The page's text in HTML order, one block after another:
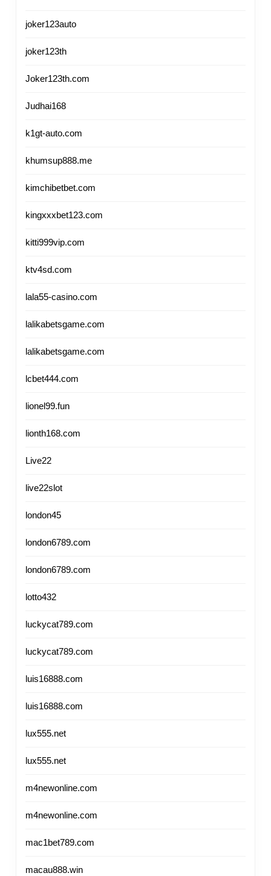
joker123auto
joker123th
Joker123th.com
Judhai168
k1gt-auto.com
khumsup888.me
kimchibetbet.com
kingxxxbet123.com
kitti999vip.com
ktv4sd.com
lala55-casino.com
lalikabetsgame.com
lalikabetsgame.com
lcbet444.com
lionel99.fun
lionth168.com
Live22
live22slot
london45
london6789.com
london6789.com
lotto432
luckycat789.com
luckycat789.com
luis16888.com
luis16888.com
lux555.net
lux555.net
m4newonline.com
m4newonline.com
mac1bet789.com
macau888.win